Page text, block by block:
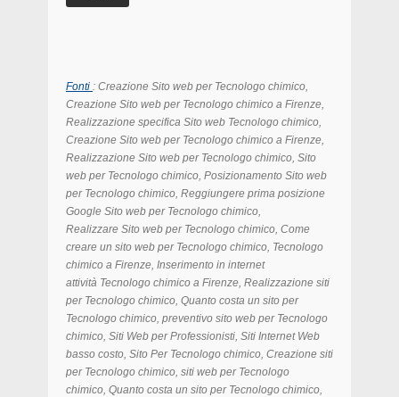
Fonti : Creazione Sito web per Tecnologo chimico,
Creazione Sito web per Tecnologo chimico a Firenze,
Realizzazione specifica Sito web Tecnologo chimico,
Creazione Sito web per Tecnologo chimico a Firenze,
Realizzazione Sito web per Tecnologo chimico, Sito
web per Tecnologo chimico, Posizionamento Sito web
per Tecnologo chimico, Reggiungere prima posizione
Google Sito web per Tecnologo chimico,
Realizzare Sito web per Tecnologo chimico, Come
creare un sito web per Tecnologo chimico, Tecnologo
chimico a Firenze, Inserimento in internet
attività Tecnologo chimico a Firenze, Realizzazione siti
per Tecnologo chimico, Quanto costa un sito per
Tecnologo chimico, preventivo sito web per Tecnologo
chimico, Siti Web per Professionisti, Siti Internet Web
basso costo, Sito Per Tecnologo chimico, Creazione siti
per Tecnologo chimico, siti web per Tecnologo
chimico, Quanto costa un sito per Tecnologo chimico,